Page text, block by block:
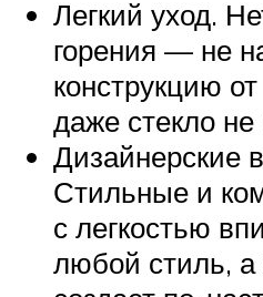
Легкий уход.
горения — не
конструкцию
даже стекло не
Дизайнерские
Стильные и
с легкостью
любой стиль,